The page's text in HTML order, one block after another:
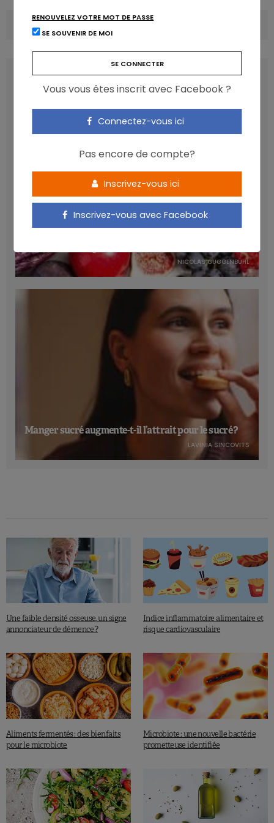
COMMENTS(0)
LATEST POSTS
NICOLAS GUGGENBÜHL
Manger sucré augmente-t-il l’attrait pour le sucré ?
LAVINIA SINCOVITS
Une faible densité osseuse, un signe
annonciateur de démence ?
Indice inflammatoire alimentaire et
risque cardiovasculaire
Aliments fermentés : des bienfaits
pour le microbiote
Microbiote : une nouvelle bactérie
prometteuse identifiée
RENOUVELEZ VOTRE MOT DE PASSE
SE SOUVENIR DE MOI
Vous vous êtes inscrit avec Facebook ?
Connectez-vous ici
Pas encore de compte?
Inscrivez-vous ici
Inscrivez-vous avec Facebook